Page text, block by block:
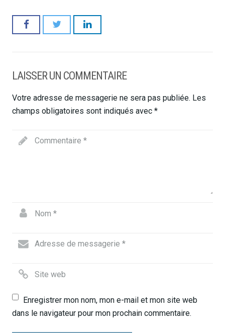
LAISSER UN COMMENTAIRE
Votre adresse de messagerie ne sera pas publiée. Les
champs obligatoires sont indiqués avec *
Enregistrer mon nom, mon e-mail et mon site web
dans le navigateur pour mon prochain commentaire.